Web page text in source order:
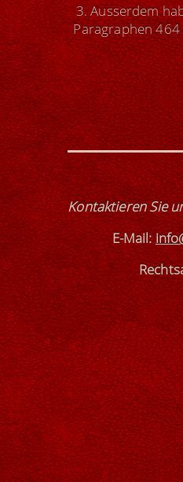
3. Ausserdem
Paragraphen 464
Kontaktieren Sie
E-Mail: